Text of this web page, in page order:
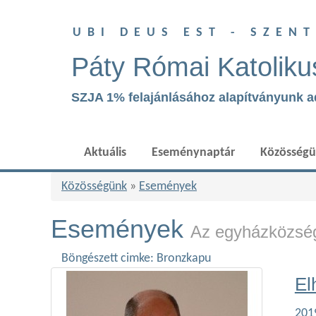
UBI DEUS EST -
Páty Római
SZJA 1% felajánlásához alapítványunk
Aktuális Eseménynaptár
Közösségünk » Események
Események Az
Böngészett cimke: Bronzkapu